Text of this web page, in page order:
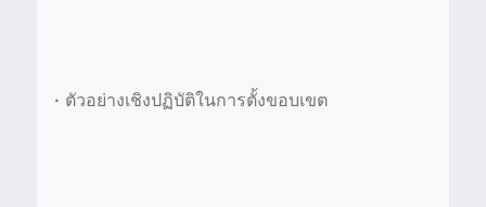
• ตัวอย่างเชิงปฏิบัติในการตั้งขอบเขต